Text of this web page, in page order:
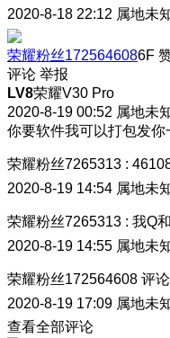
2020-8-18 22:12 属地未
荣耀粉丝1725646086F
评论 举报
LV8荣耀V30 Pro
2020-8-19 00:52 属地未
你要软件我可以打包发你
荣耀粉丝7265313 :
2020-8-19 14:54 属地未
荣耀粉丝7265313 : 我Q
2020-8-19 14:55 属地未
荣耀粉丝172564608 评论
2020-8-19 17:09 属地未
查看全部评论